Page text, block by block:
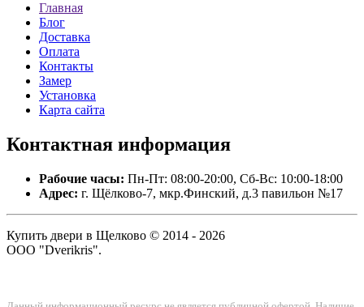
Главная
Блог
Доставка
Оплата
Контакты
Замер
Установка
Карта сайта
Контактная информация
Рабочие часы: Пн-Пт: 08:00-20:00, Сб-Вс: 10:00-18:00
Адрес: г. Щёлково-7, мкр.Финский, д.3 павильон №17
Купить двери в Щелково © 2014 - 2026
ООО "Dverikris".